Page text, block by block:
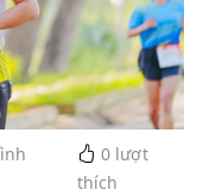
0lượt
thích